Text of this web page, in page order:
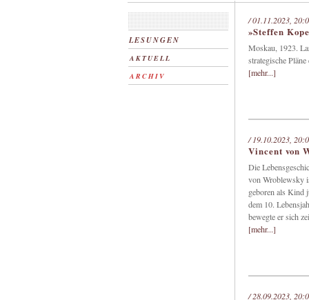
LESUNGEN
AKTUELL
ARCHIV
/ 01.11.2023,
»Steffen
Moskau, 1923.
strategische
[mehr...]
/ 19.10.2023,
Vincent von
Die
von Wroblewsky
geboren als Kind
dem 10.
bewegte er sich
[mehr...]
/ 28.09.2023,